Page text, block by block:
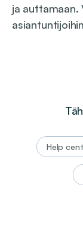
ja
help